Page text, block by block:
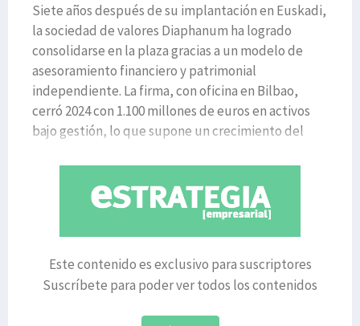
Siete años después de su implantación en Euskadi,
la sociedad de valores Diaphanum ha logrado
consolidarse en la plaza gracias a un modelo de
asesoramiento financiero y patrimonial
independiente. La firma, con oficina en Bilbao,
cerró 2024 con 1.100 millones de euros en activos
bajo gestión, lo que supone un crecimiento del
Este contenido es exclusivo para suscriptores
Suscríbete para poder ver todos los contenidos